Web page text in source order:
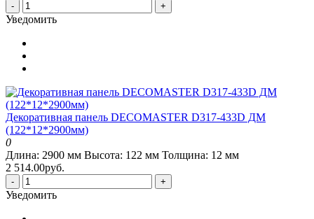
- +
Уведомить
Декоративная панель DECOMASTER D317-433D ДМ
(122*12*2900мм)
0
Длина: 2900 мм Высота: 122 мм Толщина: 12 мм
2 514.00руб.
- +
Уведомить